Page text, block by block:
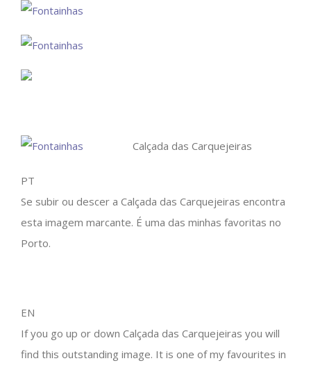
Calçada das Carquejeiras
PT
Se subir ou descer a Calçada das Carquejeiras encontra
esta imagem marcante. É uma das minhas favoritas no
Porto.
EN
If you go up or down Calçada das Carquejeiras you will
find this outstanding image. It is one of my favourites in